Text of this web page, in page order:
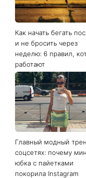
Как начать бегать
и не бросить через
неделю: 6 правил,
работают
Главный модный
соцсетях: почему
юбка с пайетками
покорила Instagram